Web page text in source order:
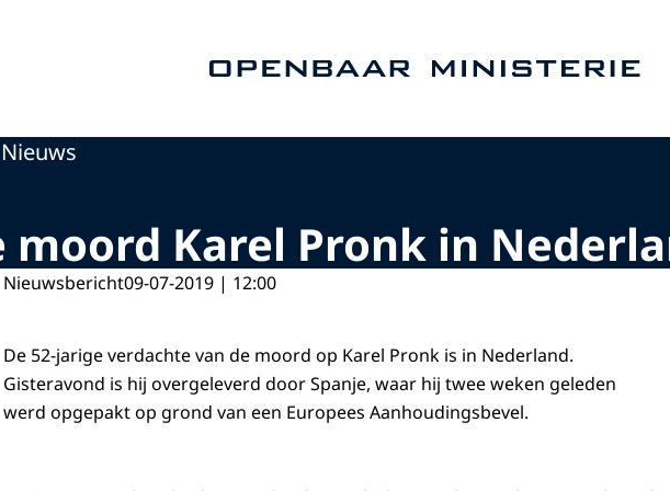
Nieuws
moord Karel Pronk in
Nieuwsbericht09-07-2019 | 12:00
De 52-jarige verdachte van de moord op Karel Pronk is in Nederland.
Gisteravond is hij overgeleverd door Spanje, waar hij twee weken geleden
werd opgepakt op grond van een Europees Aanhoudingsbevel.